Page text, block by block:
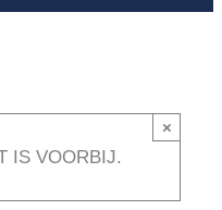
IS VOORBIJ.
×